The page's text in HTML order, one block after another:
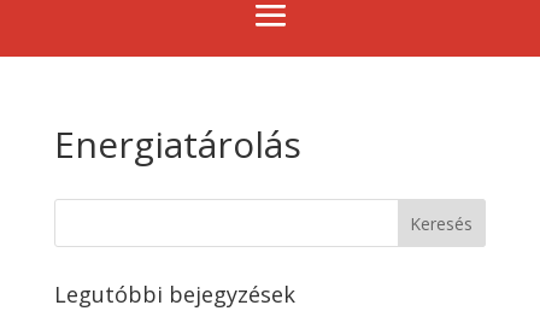
Energiatárolás
Legutóbbi bejegyzések